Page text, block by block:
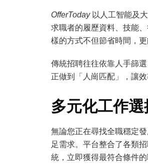
OfferToday以人工智能及
求職者的履歷資料、技能
樣的方式不但節省時間，
傳統招聘往往依靠人手篩
正做到「人崗匹配」，讓效
多元化工作
無論您正在尋找全職穩定
足需求。平台整合了各類
統，立即獲得最符合條件的